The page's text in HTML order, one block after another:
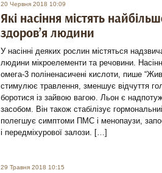
20 Червня 2018 10:09
Які насіння містять
здоров’я людини
У насінні деяких рослин містяться
людини мікроелементи та речовини.
омега-3 поліненасичені кислоти, пише
стимулює травлення, зменшує відчуття
боротися із зайвою вагою. Льон є
засобом. Він також стабілізує
полегшує симптоми ПМС і менопаузи,
і передміхурової залози. […]
29 Травня 2018 10:15